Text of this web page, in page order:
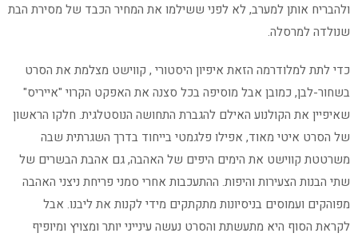
ולהבריח אותן למערב, לא לפני ששילמו את המחיר הכבד של מסירת הבת
שנולדה למרסלה.
כדי לתת למלודרמה הזאת איפיון היסטורי , קווישט מצלמת את הסרט
בשחור-לבן, כמובן אבל מוסיפה בכל סצנה את האפקט הקרוי "אייריס"
שאיפיין את הקולנוע האילם להגברת התחושה הנוסטלגית. חלקו הראשון
של הסרט איטי מאוד, אפילו פלגמטי בייחוד בדרך השגרתית שבה
משרטטת קווישט את הימים היפים של האהבה, גם אהבת הבשרים של
שתי הבנות הצעירות והיפות. ההתעכבות אחרי סמני פריחת ניצני האהבה
מפוהקים ועמוסים בניסיונות מתקתקים מידי לקנות את ליבנו. אבל
לקראת הסוף היא מתעשתת והסרט נעשה עינייני יותר ומצויץ ומיופיף